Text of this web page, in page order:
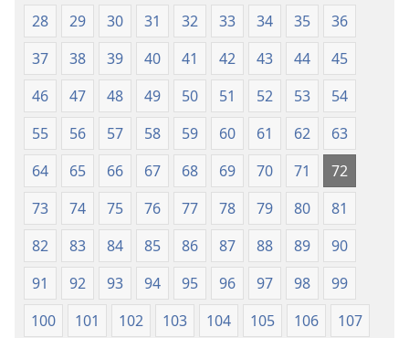
28
29 30 31 32 33 34 35
36
37
38 39 40 41 42 43 44
45
46
47 48 49 50 51 52 53
54
55
56 57 58 59 60 61 62
63
64
65 66 67 68 69 70 71
72
73
74 75 76 77 78 79 80
81
82
83 84 85 86 87 88 89
90
91
92 93 94 95 96 97 98
99
100
101 102 103 104 105 106
107